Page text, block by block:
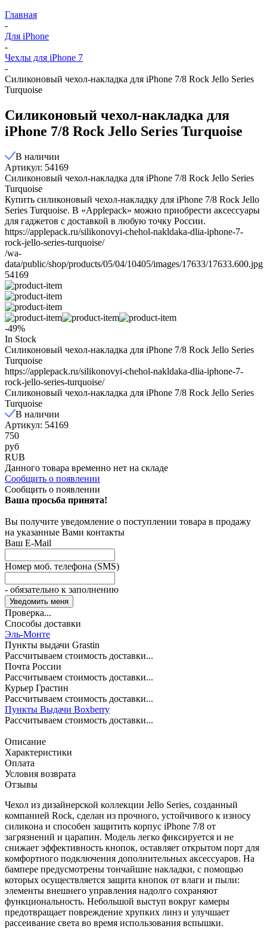
Главная
-
Для iPhone
-
Чехлы для iPhone 7
-
Силиконовый чехол-накладка для iPhone 7/8 Rock Jello Series
Turquoise
Силиконовый чехол-накладка для
iPhone 7/8 Rock Jello Series Turquoise
В наличии
Артикул: 54169
Силиконовый чехол-накладка для iPhone 7/8 Rock Jello Series
Turquoise
Купить силиконовый чехол-накладку для iPhone 7/8 Rock Jello
Series Turquoise. В «Applepack» можно приобрести аксессуары
для гаджетов с доставкой в любую точку России.
https://applepack.ru/silikonovyi-chehol-nakldaka-dlia-iphone-7-
rock-jello-series-turquoise/
/wa-
data/public/shop/products/05/04/10405/images/17633/17633.600.jpg
54169
-49%
In Stock
Силиконовый чехол-накладка для iPhone 7/8 Rock Jello Series
Turquoise
https://applepack.ru/silikonovyi-chehol-nakldaka-dlia-iphone-7-
rock-jello-series-turquoise/
Силиконовый чехол-накладка для iPhone 7/8 Rock Jello Series
Turquoise
В наличии
Артикул: 54169
750
руб
RUB
Данного товара временно нет на складе
Сообщить о появлении
Сообщить о появлении
Ваша просьба принята!
Вы получите уведомление о поступлении товара в продажу
на указанные Вами контакты
Ваш E-Mail
Номер моб. телефона (SMS)
- обязательно к заполнению
Проверка...
Способы доставки
Эль-Монте
Пункты выдачи Grastin
Рассчитываем стоимость доставки...
Почта России
Рассчитываем стоимость доставки...
Курьер Грастин
Рассчитываем стоимость доставки...
Пункты Выдачи Boxberry
Рассчитываем стоимость доставки...
Описание
Характеристики
Оплата
Условия возврата
Отзывы
Чехол из дизайнерской коллекции Jello Series, созданный
компанией Rock, сделан из прочного, устойчивого к износу
силикона и способен защитить корпус iPhone 7/8 от
загрязнений и царапин. Модель легко фиксируется и не
снижает эффективность кнопок, оставляет открытом порт для
комфортного подключения дополнительных аксессуаров. На
бампере предусмотрены тончайшие накладки, с помощью
которых осуществляется защита кнопок от влаги и пыли:
элементы внешнего управления надолго сохраняют
функциональность. Небольшой выступ вокруг камеры
предотвращает повреждение хрупких линз и улучшает
рассеивание света во время использования вспышки.